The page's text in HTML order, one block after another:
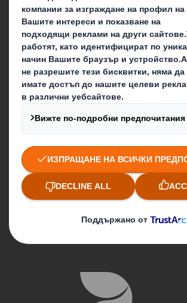
Свържете се
Месечен бюлетин
Нашите локации
Контакти
Последвайте ни